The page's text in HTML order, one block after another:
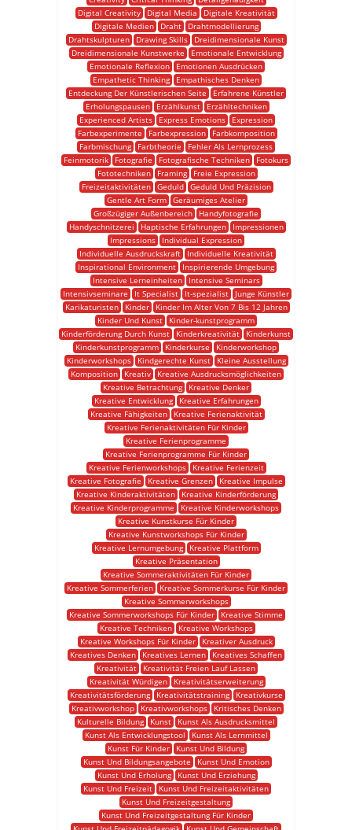
Digital Creativity
Digital Media
Digitale Kreativität
Digitale Medien
Draht
Drahtmodellierung
Drahtskulpturen
Drawing Skills
Dreidimensionale Kunst
Dreidimensionale Kunstwerke
Emotionale Entwicklung
Emotionale Reflexion
Emotionen Ausdrücken
Empathetic Thinking
Empathisches Denken
Entdeckung Der Künstlerischen Seite
Erfahrene Künstler
Erholungspausen
Erzählkunst
Erzähltechniken
Experienced Artists
Express Emotions
Expression
Farbexperimente
Farbexpression
Farbkomposition
Farbmischung
Farbtheorie
Fehler Als Lernprozess
Feinmotorik
Fotografie Fotografische Techniken
Fotokurs
Fototechniken
Framing
Freie Expression
Freizeitaktivitäten
Geduld
Geduld Und Präzision
Gentle Art Form Geräumiges Atelier
Großzügiger Außenbereich
Handyfotografie
Handyschnitzerei
Haptische Erfahrungen
Impressionen
Impressions
Individual Expression
Individuelle Ausdruckskraft
Individuelle Kreativität
Inspirational Environment
Inspirierende Umgebung
Intensive Lerneinheiten
Intensive Seminars
Intensivseminare
It Specialist It-spezialist
Junge Künstler
Karikaturisten
Kinder
Kinder Im Alter Von 7 Bis 12 Jahren
Kinder Und Kunst
Kinder-kunstprogramm
Kinderförderung Durch Kunst
Kinderkreativität
Kinderkunst
Kinderkunstprogramm
Kinderkurse
Kinderworkshop
Kinderworkshops
Kindgerechte Kunst
Kleine Ausstellung
Komposition
Kreativ
Kreative Ausdrucksmöglichkeiten
Kreative Betrachtung
Kreative Denker
Kreative Entwicklung
Kreative Erfahrungen
Kreative Fähigkeiten
Kreative Ferienaktivität
Kreative Ferienaktivitäten Für Kinder
Kreative Ferienprogramme
Kreative Ferienprogramme Für Kinder
Kreative Ferienworkshops
Kreative Ferienzeit
Kreative Fotografie
Kreative Grenzen
Kreative Impulse
Kreative Kinderaktivitäten
Kreative Kinderförderung
Kreative Kinderprogramme
Kreative Kinderworkshops
Kreative Kunstkurse Für Kinder
Kreative Kunstworkshops Für Kinder
Kreative Lernumgebung
Kreative Plattform
Kreative Präsentation
Kreative Sommeraktivitäten Für Kinder
Kreative Sommerferien
Kreative Sommerkurse Für Kinder
Kreative Sommerworkshops
Kreative Sommerworkshops Für Kinder
Kreative Stimme
Kreative Techniken
Kreative Workshops
Kreative Workshops Für Kinder
Kreativer Ausdruck
Kreatives Denken
Kreatives Lernen
Kreatives Schaffen
Kreativität
Kreativität Freien Lauf Lassen
Kreativität Würdigen
Kreativitätserweiterung
Kreativitätsförderung
Kreativitätstraining
Kreativkurse
Kreativworkshop
Kreativworkshops
Kritisches Denken
Kulturelle Bildung
Kunst
Kunst Als Ausdrucksmittel
Kunst Als Entwicklungstool
Kunst Als Lernmittel
Kunst Für Kinder
Kunst Und Bildung
Kunst Und Bildungsangebote
Kunst Und Emotion
Kunst Und Erholung
Kunst Und Erziehung
Kunst Und Freizeit
Kunst Und Freizeitaktivitäten
Kunst Und Freizeitgestaltung
Kunst Und Freizeitgestaltung Für Kinder